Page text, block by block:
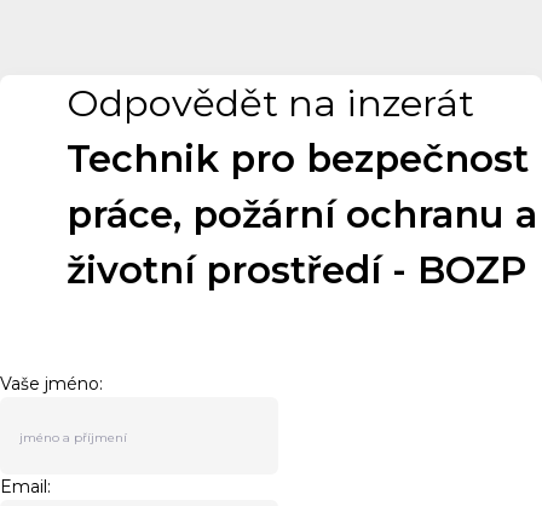
Odpovědět na inzerát
Technik pro bezpečnost
práce, požární ochranu a
životní prostředí - BOZP
Vaše jméno:
Email: